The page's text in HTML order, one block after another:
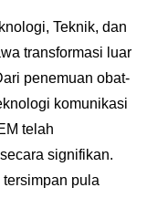
Teknik, dan
transformasi luar
penemuan obat-
komunikasi
telah
signifikan.
pula